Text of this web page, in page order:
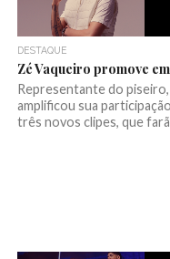
DESTAQUE
Zé Vaqueiro promove
Representante do
amplificou sua
três novos clipes, que